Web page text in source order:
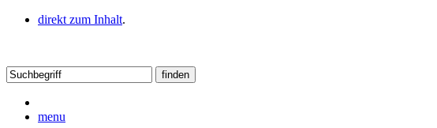
direkt zum Inhalt.
menu